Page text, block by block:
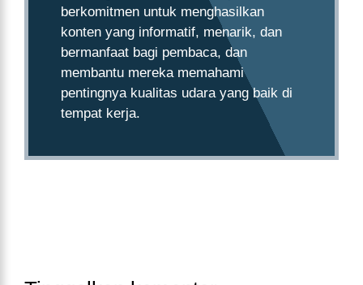
berkomitmen untuk menghasilkan
konten yang informatif, menarik, dan
bermanfaat bagi pembaca, dan
membantu mereka memahami
pentingnya kualitas udara yang baik di
tempat kerja.